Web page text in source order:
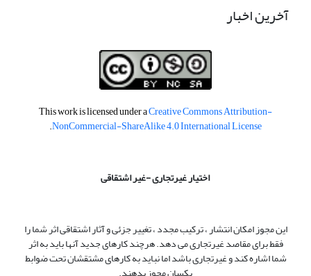
آخرین اخبار
This work is licensed under aCreative Commons Attribution-
NonCommercial-ShareAlike 4.0 International License
.
اختیار غیرتجاری -غیر اشتقاقی
این مجوز امکان انتشار ، ترکیب مجدد ، تغییر جزئی و آثار اشتقاقی اثر شما را
فقط برای مقاصد غیرتجاری می دهد. هرچند کارهای جدید آنها باید به اثر
شما اشاره کند و غیرتجاری باشد اما نباید به کارهای مشتقشان تحت ضوابط